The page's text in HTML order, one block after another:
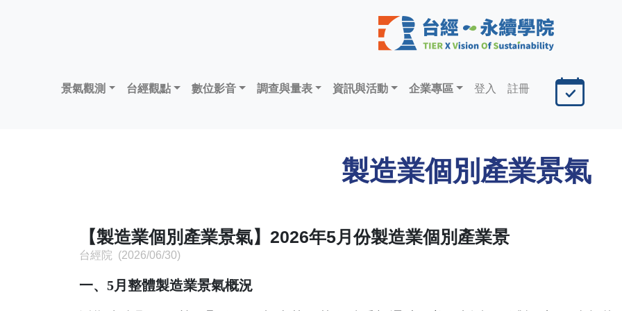
景氣觀測 台經觀點 數位影音 調查與量表 資訊與活動 企業專區 登入 註冊
製造業個別產業景氣
【製造業個別產業景氣】2026年5月份製造業個別產業景
台經院 (2026/06/30)
一、5月整體製造業景氣概況